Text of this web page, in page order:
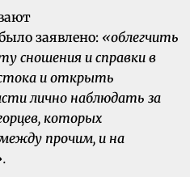
заявлено: «облегчить
сношения и справки в
и открыть
лично наблюдать за
которых
прочим, и на